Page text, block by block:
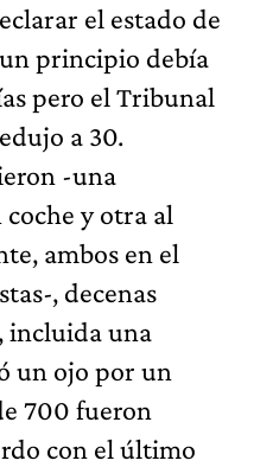
el estado de
principio debía
pero el Tribunal
a 30.
-una
y otra al
ambos en el
, decenas
incluida una
un ojo por un
700 fueron
con el último